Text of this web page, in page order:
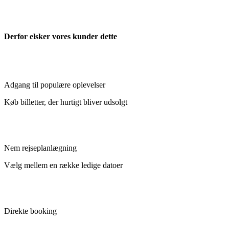
Derfor elsker vores kunder dette
Adgang til populære oplevelser
Køb billetter, der hurtigt bliver udsolgt
Nem rejseplanlægning
Vælg mellem en række ledige datoer
Direkte booking